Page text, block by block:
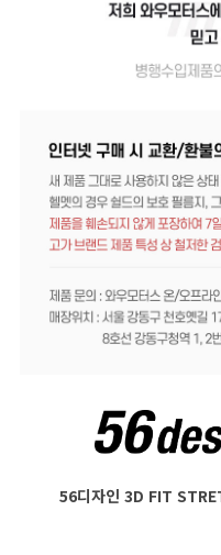
56디자인 3D FIT